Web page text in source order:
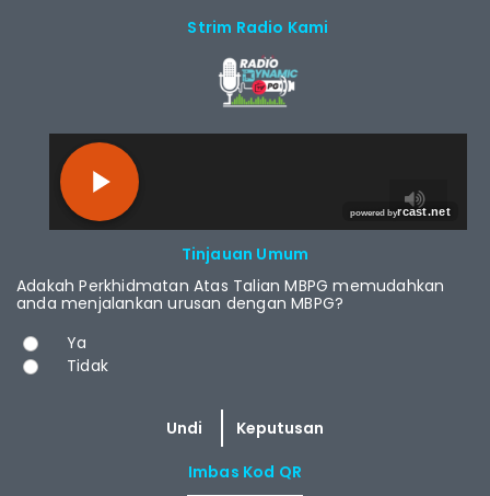
Strim Radio Kami
Tinjauan Umum
Adakah Perkhidmatan Atas Talian MBPG memudahkan
anda menjalankan urusan dengan MBPG?
Pilihan
Ya
Tidak
Imbas Kod QR